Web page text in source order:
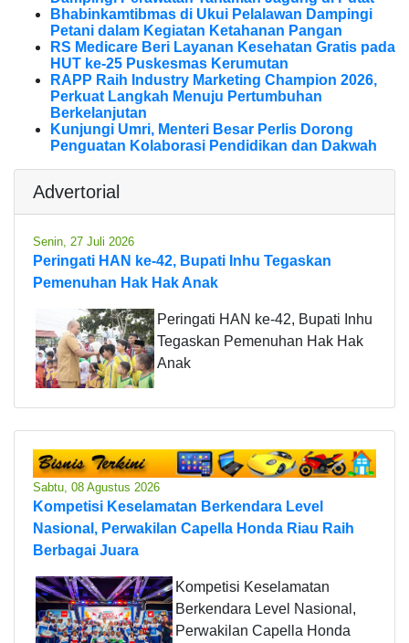
Bhabinkamtibmas di Ukui Pelalawan Dampingi
Petani dalam Kegiatan Ketahanan Pangan
RS Medicare Beri Layanan Kesehatan Gratis pada
HUT ke-25 Puskesmas Kerumutan
RAPP Raih Industry Marketing Champion 2026,
Perkuat Langkah Menuju Pertumbuhan
Berkelanjutan
Kunjungi Umri, Menteri Besar Perlis Dorong
Penguatan Kolaborasi Pendidikan dan Dakwah
Advertorial
Senin, 27 Juli 2026
Peringati HAN ke-42, Bupati Inhu Tegaskan
Pemenuhan Hak Hak Anak
Peringati HAN ke-42, Bupati Inhu
Tegaskan Pemenuhan Hak Hak
Anak
Sabtu, 08 Agustus 2026
Kompetisi Keselamatan Berkendara Level
Nasional, Perwakilan Capella Honda Riau Raih
Berbagai Juara
Kompetisi Keselamatan
Berkendara Level Nasional,
Perwakilan Capella Honda